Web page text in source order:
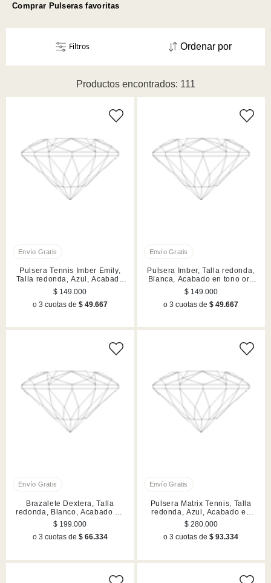
Comprar Pulseras favoritas
Productos encontrados: 111
Ordenar por
Filtros
Pulsera Tennis Imber Emily,
Talla redonda, Azul, Acabado
en rodio
$ 149.000
o 3 cuotas de $ 49.667
Pulsera Imber, Talla redonda,
Blanca, Acabado en tono oro
rosa
$ 149.000
o 3 cuotas de$ 49.667
Brazalete Dextera, Talla
redonda, Blanco, Acabado en
tono oro
$ 199.000
o 3 cuotas de $ 66.334
Pulsera Matrix Tennis, Talla
redonda, Azul, Acabado en
rodio
$ 280.000
o 3 cuotas de$ 93.334